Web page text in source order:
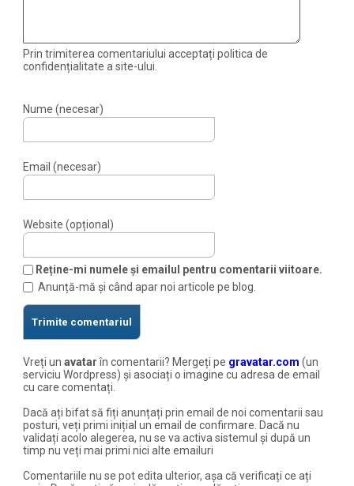
Prin trimiterea comentariului acceptați politica de
confidențialitate a site-ului.
Nume (necesar)
Email (necesar)
Website (opțional)
Reține-mi numele și emailul pentru comentarii viitoare.
Anunță-mă și când apar noi articole pe blog.
Vreți unavatarîn comentarii? Mergeți pe gravatar.com (un
serviciu Wordpress) și asociați o imagine cu adresa de email
cu care comentați.
Dacă ați bifat să fiți anunțați prin email de noi comentarii sau
posturi, veți primi inițial un email de confirmare. Dacă nu
validați acolo alegerea, nu se va activa sistemul și după un
timp nu veți mai primi nici alte emailuri
Comentariile nu se pot edita ulterior, așa că verificați ce ați